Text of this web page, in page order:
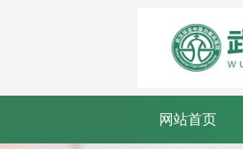
网站首页